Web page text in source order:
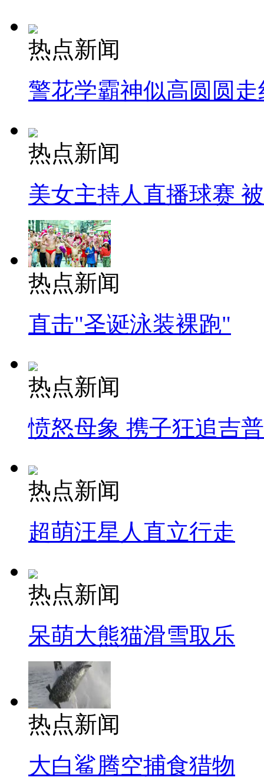
热点新闻
警花学霸神似高圆圆走
热点新闻
美女主持人直播球赛
热点新闻
直击"圣诞泳装裸跑"
热点新闻
愤怒母象 携子狂追吉
热点新闻
超萌汪星人直立行走
热点新闻
呆萌大熊猫滑雪取乐
热点新闻
大白鲨腾空捕食猎物